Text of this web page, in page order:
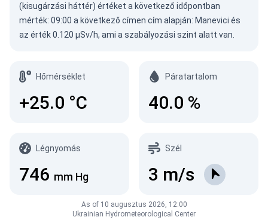
(kisugárzási háttér) értéket a következő időpontban
mérték: 09:00 a következő címen cím alapján: Manevici és
az érték 0.120 µSv/h, ami a szabályozási szint alatt van.
Hőmérséklet
+25.0 °C
Páratartalom
40.0 %
Légnyomás
746 mm Hg
Szél
3 m/s
As of 10 augusztus 2026, 12:00
Ukrainian Hydrometeorological Center